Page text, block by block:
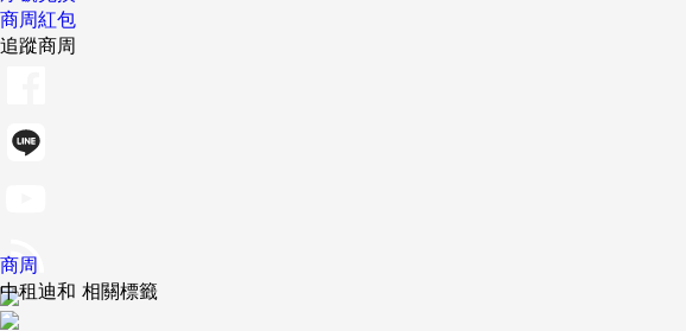
商周紅包
追蹤商周
商周
中租迪和 相關標籤